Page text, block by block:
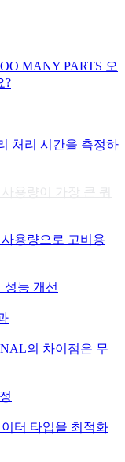
MANY PARTS 오
?
처리 시간을 측정하
용량이 가장 큰 쿼
용량으로 고비용
성능 개선
의 차이점은 무
터 타입을 최적화